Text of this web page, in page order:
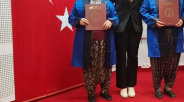
Yozgat
Zonguldak
Aksaray
Bayburt
Karaman